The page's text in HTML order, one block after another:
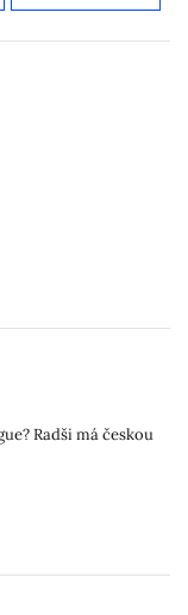
Radši má českou